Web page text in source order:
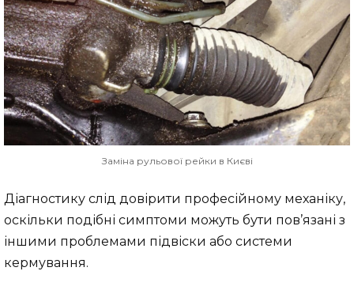
Заміна рульової рейки в Києві
Діагностику слід довірити професійному механіку,
оскільки подібні симптоми можуть бути пов’язані з
іншими проблемами підвіски або системи
кермування.